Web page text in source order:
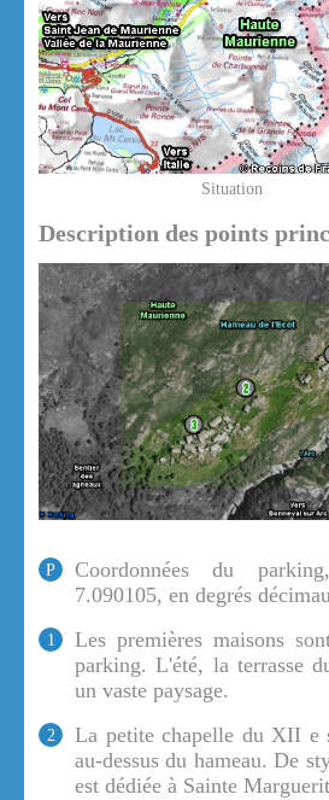
Situation
Description des points
P
Coordonnées du
7.090105, en degrés
1
Les premières maisons
parking. L'été, la terrasse
un vaste paysage.
2
La petite chapelle du XII e
au-dessus du hameau. De
est dédiée à Sainte